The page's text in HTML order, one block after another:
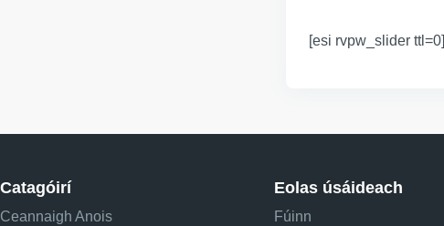
[esi rvpw_slider ttl=0]
Catagóirí
Ceannaigh Anois
Eolas úsáideach
Fúinn